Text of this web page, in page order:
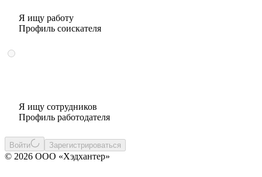
Я ищу работу
Профиль соискателя
Я ищу сотрудников
Профиль работодателя
Войти Зарегистрироваться
© 2026 ООО «Хэдхантер»